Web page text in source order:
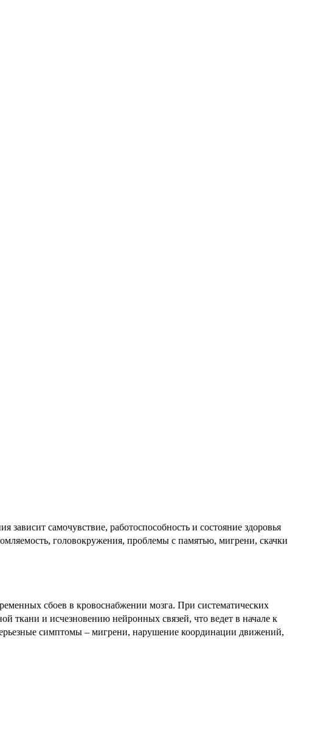
самочувствие, работоспособность и состояние здоровья
головокружения, проблемы с памятью, мигрени, скачки
сбоев в кровоснабжении мозга. При систематических
ткани и исчезновению нейронных связей, что ведет в начале к
симптомы – мигрени, нарушение координации движений,